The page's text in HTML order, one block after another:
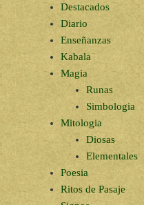
Destacados
Diario
Enseñanzas
Kabala
Magia
Runas
Simbologia
Mitologia
Diosas
Elementales
Poesia
Ritos de Pasaje